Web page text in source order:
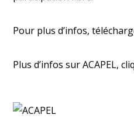
Pour plus d’infos,
Plus d’infos surACAPEL,